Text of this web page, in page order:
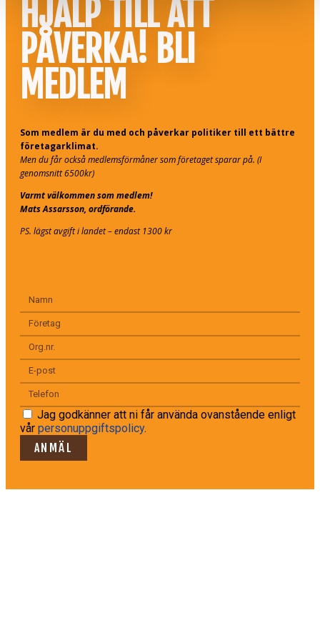
HJÄLP TILL ATT
PÅVERKA! BLI
MEDLEM
Som medlem är du med och påverkar politiker till ett bättre
företagarklimat.
Men du får också medlemsförmåner som företaget sparar på. (I
genomsnitt 6500kr)
Varmt välkommen som medlem!
Mats Assarsson, ordförande.
PS. lägst avgift i landet – endast 1300 kr
Jag godkänner att ni får använda ovanstående enligt
vår personuppgiftspolicy.
ANMÄL